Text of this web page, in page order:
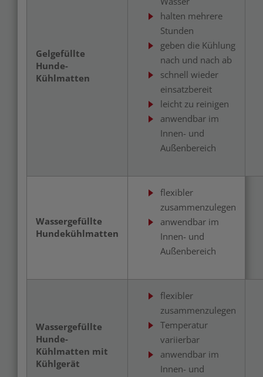
Gelgefüllte
Hunde-
Kühlmatten
halten mehrere
Stunden
geben die Kühlung
nach und nach ab
schnell wieder
einsatzbereit
leicht zu reinigen
anwendbar im
Innen- und
Außenbereich
Wassergefüllte
Hundekühlmatten
flexibler
zusammenzulegen
anwendbar im
Innen- und
Außenbereich
Wassergefüllte
Hunde-
Kühlmatten mit
Kühlgerät
flexibler
zusammenzulegen
Temperatur
variierbar
anwendbar im
Innen- und